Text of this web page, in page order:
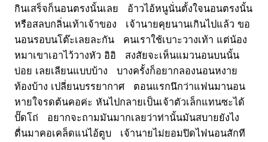
กินเสร็จก็นอนตรงนั้นเลย อ้าวไอ้หนูนั่นตั้งใจนอนตรงนั้น
หรือสลบกลิ่นเท้าเจ้าของ เจ้านายคุยนานเกินไปแล้ว ขอ
นอนรอบนโต๊ะเลยละกัน คนเราใช้เบาะวางเท้า แต่น้อง
หมาเขาเอาไว้วางหัว อิอิ สงสัยจะเห็นแมวนอนบนนั้น
บ่อย เลยเลียนแบบบ้าง บางครั้งก็อยากลองนอนหงาย
ท้องบ้าง เปลี่ยนบรรยากาศ ตอนแรกนึกว่าแฟนมานอน
หายใจรดต้นคอค่ะ หันไปกลายเป็นเจ้าตัวเล็กแทนซะได้
ปั๊ดโถ่ อยากจะถามมันมากเลยว่าท่านั้นมันสบายยังไง
ตื่นมาคอเคล็ดแน่ไอ้ตูบ เจ้านายไม่ยอมปิดไฟนอนสักที